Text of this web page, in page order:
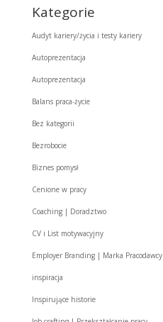
Kategorie
Audyt kariery/życia i testy kariery
Autoprezentacja
Autoprezentacja
Balans praca-życie
Bez kategorii
Bezrobocie
Biznes pomysł
Cenione w pracy
Coaching | Doradztwo
CV i List motywacyjny
Employer Branding | Marka Pracodawcy
inspiracja
Inspirujące historie